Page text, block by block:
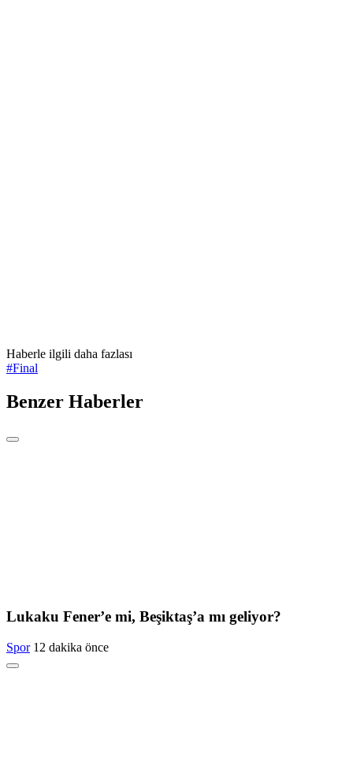
Haberle ilgili daha fazlası
#Final
Benzer Haberler
Lukaku Fener’e mi, Beşiktaş’a mı geliyor?
Spor 12 dakika önce